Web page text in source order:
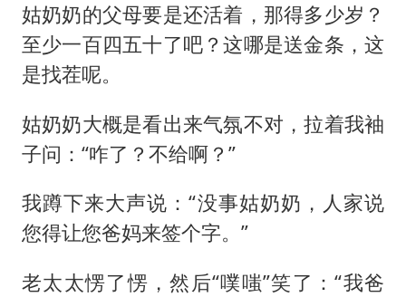
姑奶奶的父母要是还活着，那得多少岁？
至少一百四五十了吧？这哪是送金条，这
是找茬呢。
姑奶奶大概是看出来气氛不对，拉着我袖
子问：“咋了？不给啊？”
我蹲下来大声说：“没事姑奶奶，人家说
您得让您爸妈来签个字。”
老太太愣了愣，然后“噗嗤”笑了：“我爸